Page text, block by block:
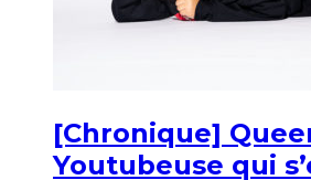
[Chronique]
Youtubeuse qui